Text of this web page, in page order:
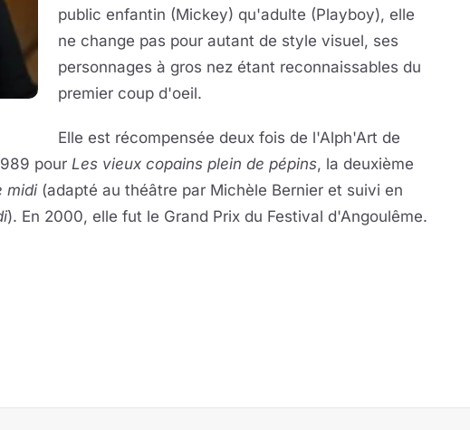
public enfantin (Mickey) qu'adulte (Playboy), elle
ne change pas pour autant de style visuel, ses
personnages à gros nez étant reconnaissables du
premier coup d'oeil.
Elle est récompensée deux fois de l'Alph'Art de
pour Les vieux copains plein de pépins, la deuxième
midi(adapté au théâtre par Michèle Bernier et suivi en
). En 2000, elle fut le Grand Prix du Festival d'Angoulême.